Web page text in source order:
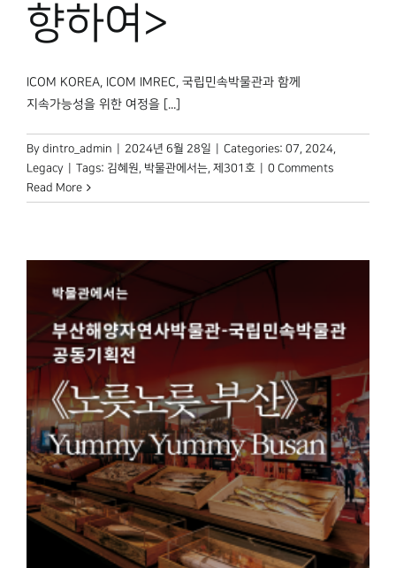
향하여>
ICOM KOREA, ICOM IMREC, 국립민속박물관과 함께
지속가능성을 위한 여정을 [...]
By dintro_admin 2024년 6월 28일 Categories: 07, 2024,
Legacy
Tags: 김혜원, 박물관에서는, 제301호
0 Comments
Read More